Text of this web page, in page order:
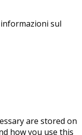
sul
are stored on
how you use this